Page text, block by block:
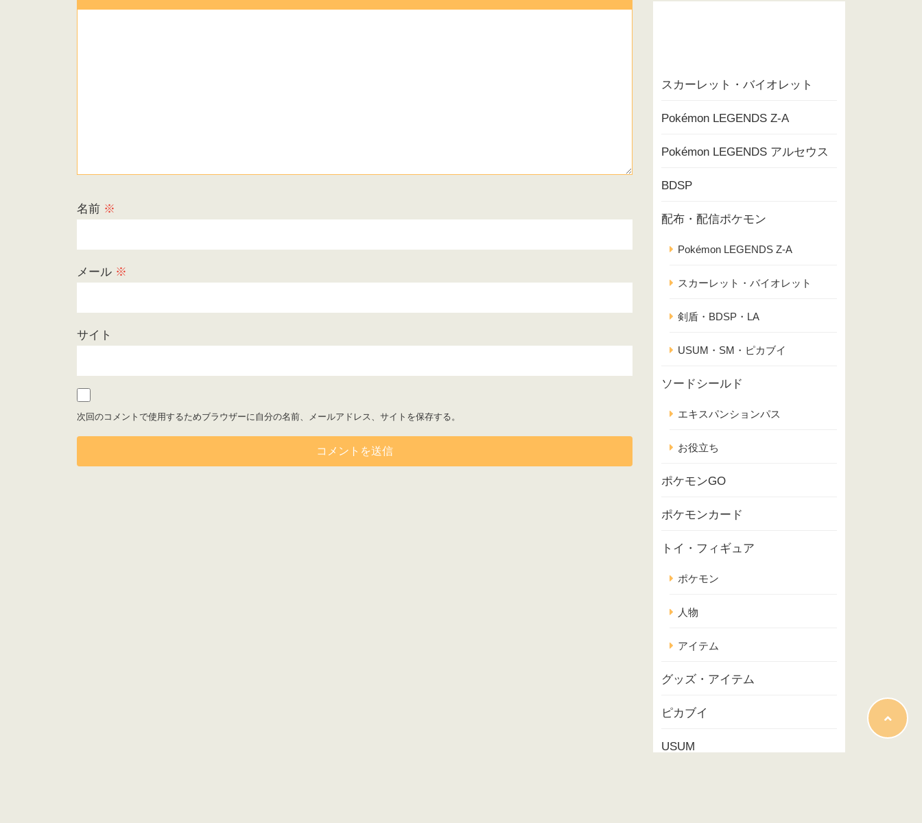
名前 ※
メール ※
サイト
次回のコメントで使用するためブラウザーに自分の名前、メールアドレス、サイトを保存する。
スカーレット・バイオレット
Pokémon LEGENDS Z-A
Pokémon LEGENDS アルセウス
BDSP
配布・配信ポケモン
Pokémon LEGENDS Z-A
スカーレット・バイオレット
剣盾・BDSP・LA
USUM・SM・ピカブイ
ソードシールド
エキスパンションパス
お役立ち
ポケモンGO
ポケモンカード
トイ・フィギュア
ポケモン
人物
アイテム
グッズ・アイテム
ピカブイ
USUM